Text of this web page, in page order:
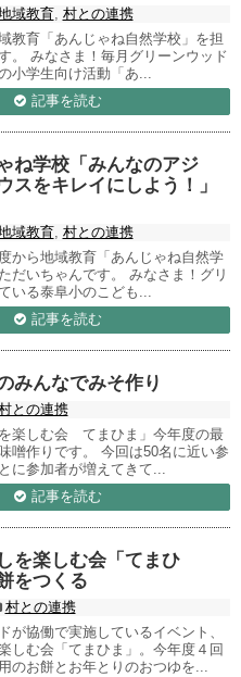
域教育, 村との連携
教育「あんじゃね自然学校」を担
。 みなさま！毎月グリーンウッド
小学生向け活動「あ...
記事を読む
ね学校「みんなのアジ
スをキレイにしよう！」
域教育, 村との連携
から地域教育「あんじゃね自然学
だいちゃんです。 みなさま！グリ
いる泰阜小のこども...
記事を読む
みんなでみそ作り
との連携
を楽しむ会 てまひま」今年度の最
噌作りです。 今回は50名に近い参
に参加者が増えてきて...
記事を読む
を楽しむ会「てまひ
つくる
村との連携
が協働で実施しているイベント、
しむ会「てまひま」。今年度４回
のお餅とお年とりのおつゆを...